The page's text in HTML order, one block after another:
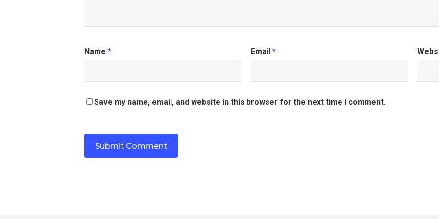
Name * Email *
Save my name, email, and website in this browser for the next time I comment.